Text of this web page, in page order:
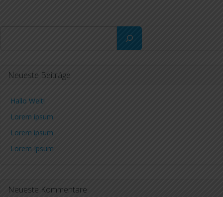
Neueste Beiträge
Hallo Welt!
Lorem ipsum
Lorem ipsum
Lorem Ipsum
Neueste Kommentare